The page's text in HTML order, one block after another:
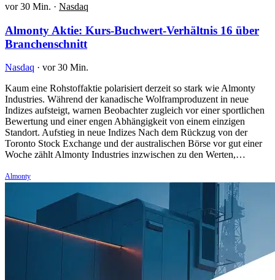
vor 30 Min. · Nasdaq
Almonty Aktie: Kurs-Buchwert-Verhältnis 16 über
Branchenschnitt
Nasdaq · vor 30 Min.
Kaum eine Rohstoffaktie polarisiert derzeit so stark wie Almonty
Industries. Während der kanadische Wolframproduzent in neue
Indizes aufsteigt, warnen Beobachter zugleich vor einer sportlichen
Bewertung und einer engen Abhängigkeit von einem einzigen
Standort. Aufstieg in neue Indizes Nach dem Rückzug von der
Toronto Stock Exchange und der australischen Börse vor gut einer
Woche zählt Almonty Industries inzwischen zu den Werten,…
Almonty